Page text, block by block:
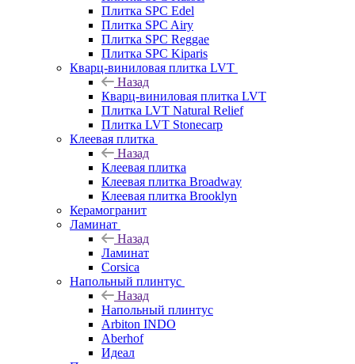
Плитка SPC Edel
Плитка SPC Airy
Плитка SPC Reggae
Плитка SPC Kiparis
Кварц-виниловая плитка LVT
Назад
Кварц-виниловая плитка LVT
Плитка LVT Natural Relief
Плитка LVT Stonecarp
Клеевая плитка
Назад
Клеевая плитка
Клеевая плитка Broadway
Клеевая плитка Brooklyn
Керамогранит
Ламинат
Назад
Ламинат
Corsica
Напольный плинтус
Назад
Напольный плинтус
Arbiton INDO
Aberhof
Идеал